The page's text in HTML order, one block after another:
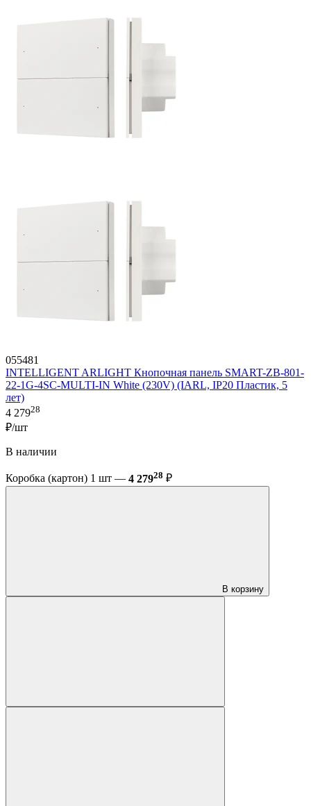
055481
INTELLIGENT ARLIGHT Кнопочная панель SMART-ZB-801-
22-1G-4SC-MULTI-IN White (230V) (IARL, IP20 Пластик, 5
лет)
4 27928
₽/шт
В наличии
Коробка (картон) 1 шт — 4 27928 ₽
В корзину